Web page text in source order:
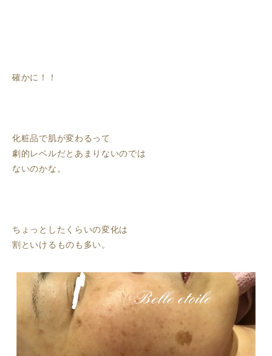
確かに！！
化粧品で肌が変わるって
劇的レベルだとあまりないのでは
ないのかな。
ちょっとしたくらいの変化は
割といけるものも多い。